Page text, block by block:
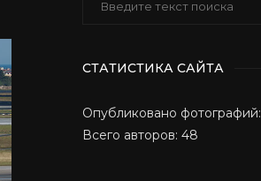
СТАТИСТИКА САЙТА
Опубликовано фотографий:
Всего авторов: 48